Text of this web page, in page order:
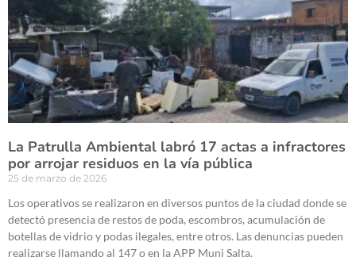
La Patrulla Ambiental labró 17 actas a infractores
por arrojar residuos en la vía pública
25 de marzo de 2026
Los operativos se realizaron en diversos puntos de la ciudad donde se
detectó presencia de restos de poda, escombros, acumulación de
botellas de vidrio y podas ilegales, entre otros. Las denuncias pueden
realizarse llamando al 147 o en la APP Muni Salta.